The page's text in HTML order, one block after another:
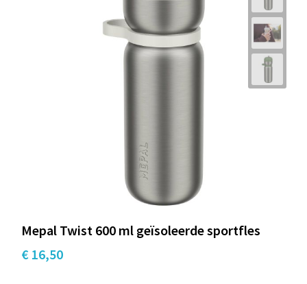
Mepal Twist 600 ml geïsoleerde sportfles
€ 16,50